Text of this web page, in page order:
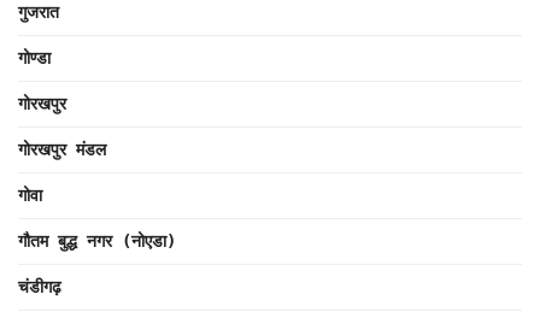
गुजरात
गोण्डा
गोरखपुर
गोरखपुर मंडल
गोवा
गौतम बुद्ध नगर (नोएडा)
चंडीगढ़